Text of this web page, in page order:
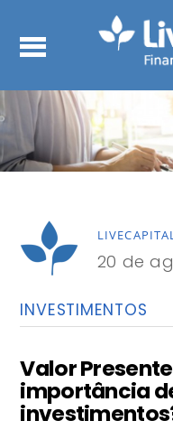
LIVECAPITAL
20 de
INVESTIMENTOS
Valor
importância